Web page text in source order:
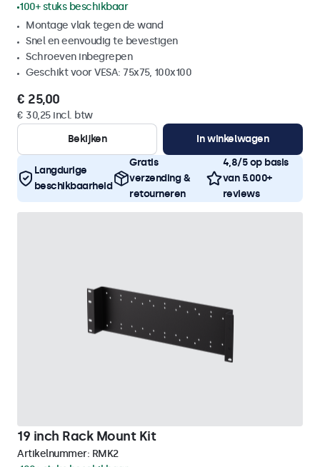
100+ stuks beschikbaar
Montage vlak tegen de wand
Snel en eenvoudig te bevestigen
Schroeven inbegrepen
Geschikt voor VESA: 75x75, 100x100
€ 25,00
€ 30,25 incl. btw
Bekijken
In winkelwagen
Langdurige
beschikbaarheid
Gratis
verzending &
retourneren
4,8/5 op basis
van 5.000+
reviews
19 inch Rack Mount Kit
Artikelnummer: RMK2